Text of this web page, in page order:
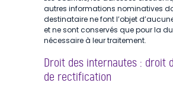
autres informations nominatives
destinataire ne font l’objet
et ne sont conservés que pour la
nécessaire à leur traitement.
Droit des internautes : droit
de rectification